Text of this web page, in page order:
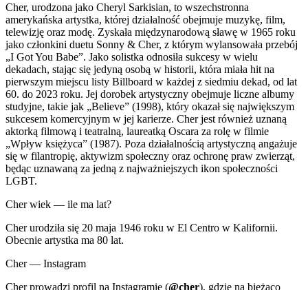
Cher, urodzona jako Cheryl Sarkisian, to wszechstronna
amerykańska artystka, której działalność obejmuje muzykę, film,
telewizję oraz modę. Zyskała międzynarodową sławę w 1965 roku
jako członkini duetu Sonny & Cher, z którym wylansowała przebój
„I Got You Babe”. Jako solistka odnosiła sukcesy w wielu
dekadach, stając się jedyną osobą w historii, która miała hit na
pierwszym miejscu listy Billboard w każdej z siedmiu dekad, od lat
60. do 2023 roku. Jej dorobek artystyczny obejmuje liczne albumy
studyjne, takie jak „Believe” (1998), który okazał się największym
sukcesem komercyjnym w jej karierze. Cher jest również uznaną
aktorką filmową i teatralną, laureatką Oscara za rolę w filmie
„Wpływ księżyca” (1987). Poza działalnością artystyczną angażuje
się w filantropię, aktywizm społeczny oraz ochronę praw zwierząt,
będąc uznawaną za jedną z najważniejszych ikon społeczności
LGBT.
Cher wiek — ile ma lat?
Cher urodziła się 20 maja 1946 roku w El Centro w Kalifornii.
Obecnie artystka ma 80 lat.
Cher — Instagram
Cher prowadzi profil na Instagramie (@cher), gdzie na bieżąco